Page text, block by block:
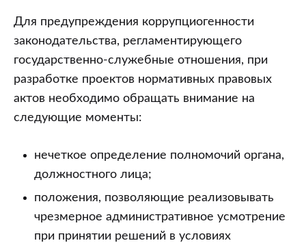
Для предупреждения коррупциогенности
законодательства, регламентирующего
государственно-служебные отношения, при
разработке проектов нормативных правовых
актов необходимо обращать внимание на
следующие моменты:
нечеткое определение полномочий органа,
должностного лица;
положения, позволяющие реализовывать
чрезмерное административное усмотрение
при принятии решений в условиях